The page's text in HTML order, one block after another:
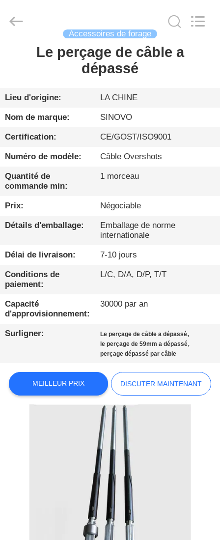
MAISON
VR
SHOW
AU
SUJET
DE
NOUS
D'USINE
CONTRÔLE
DE
QUALITÉ
DISCUTER
Sinovo
Heavy
Accessoires de forage
Le perçage de câble a
dépassé
Lieu d'origine: LA CHINE
Nom de marque: SINOVO
Certification: CE/GOST/ISO9001
Numéro de modèle: Câble Overshots
Quantité de
commande min:
1 morceau
Prix: Négociable
Détails d'emballage:
Emballage de norme
internationale
Délai de livraison: 7-10 jours
Conditions de
paiement:
L/C, D/A, D/P, T/T
Capacité
d'approvisionnement:
30000 par an
Surligner: Le perçage de câble a dépassé,
le perçage de 59mm a dépassé,
perçage dépassé par câble
MEILLEUR PRIX DISCUTER MAINTENANT